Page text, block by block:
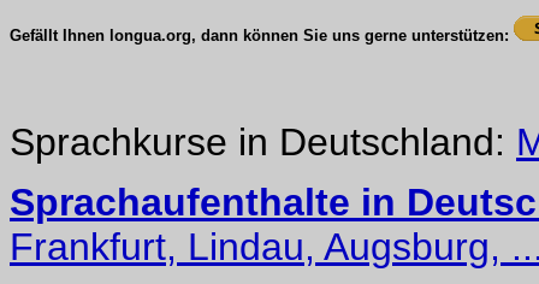
Gefällt Ihnen longua.org, dann können Sie uns gerne unterstützen:
Sprachkurse in Deutschland:
Sprachaufenthalte in
Frankfurt, Lindau, Augsburg,